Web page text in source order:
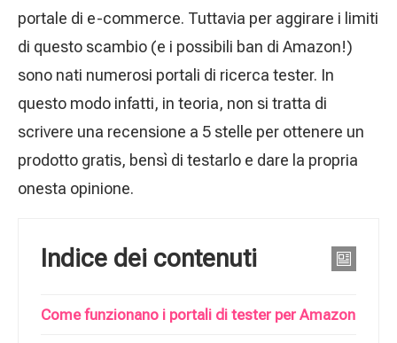
portale di e-commerce. Tuttavia per aggirare i limiti
di questo scambio (e i possibili ban di Amazon!)
sono nati numerosi portali di ricerca tester. In
questo modo infatti, in teoria, non si tratta di
scrivere una recensione a 5 stelle per ottenere un
prodotto gratis, bensì di testarlo e dare la propria
onesta opinione.
Indice dei contenuti
Come funzionano i portali di tester per Amazon